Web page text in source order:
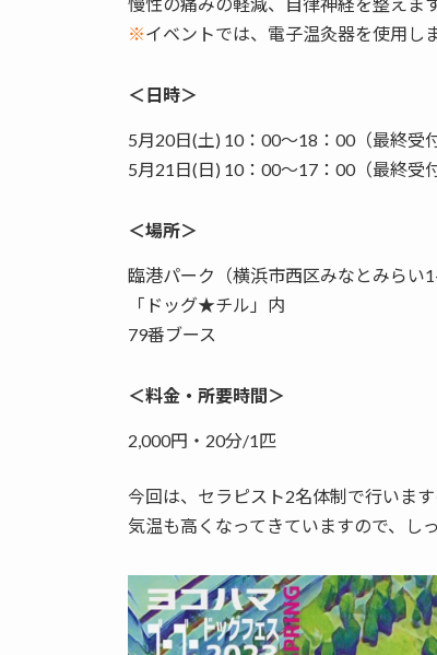
慢性の痛みの軽減、自律神経を整えます
※イベントでは、電子温灸器を使用し
＜日時＞
5月20日(土) 10：00～18：00（最終受
5月21日(日) 10：00～17：00（最終受
＜場所＞
臨港パーク（横浜市西区みなとみらい
「ドッグ★チル」内
79番ブース
＜料金・所要時間＞
2,000円・20分/1匹
今回は、セラピスト2名体制で行いま
気温も高くなってきていますので、し